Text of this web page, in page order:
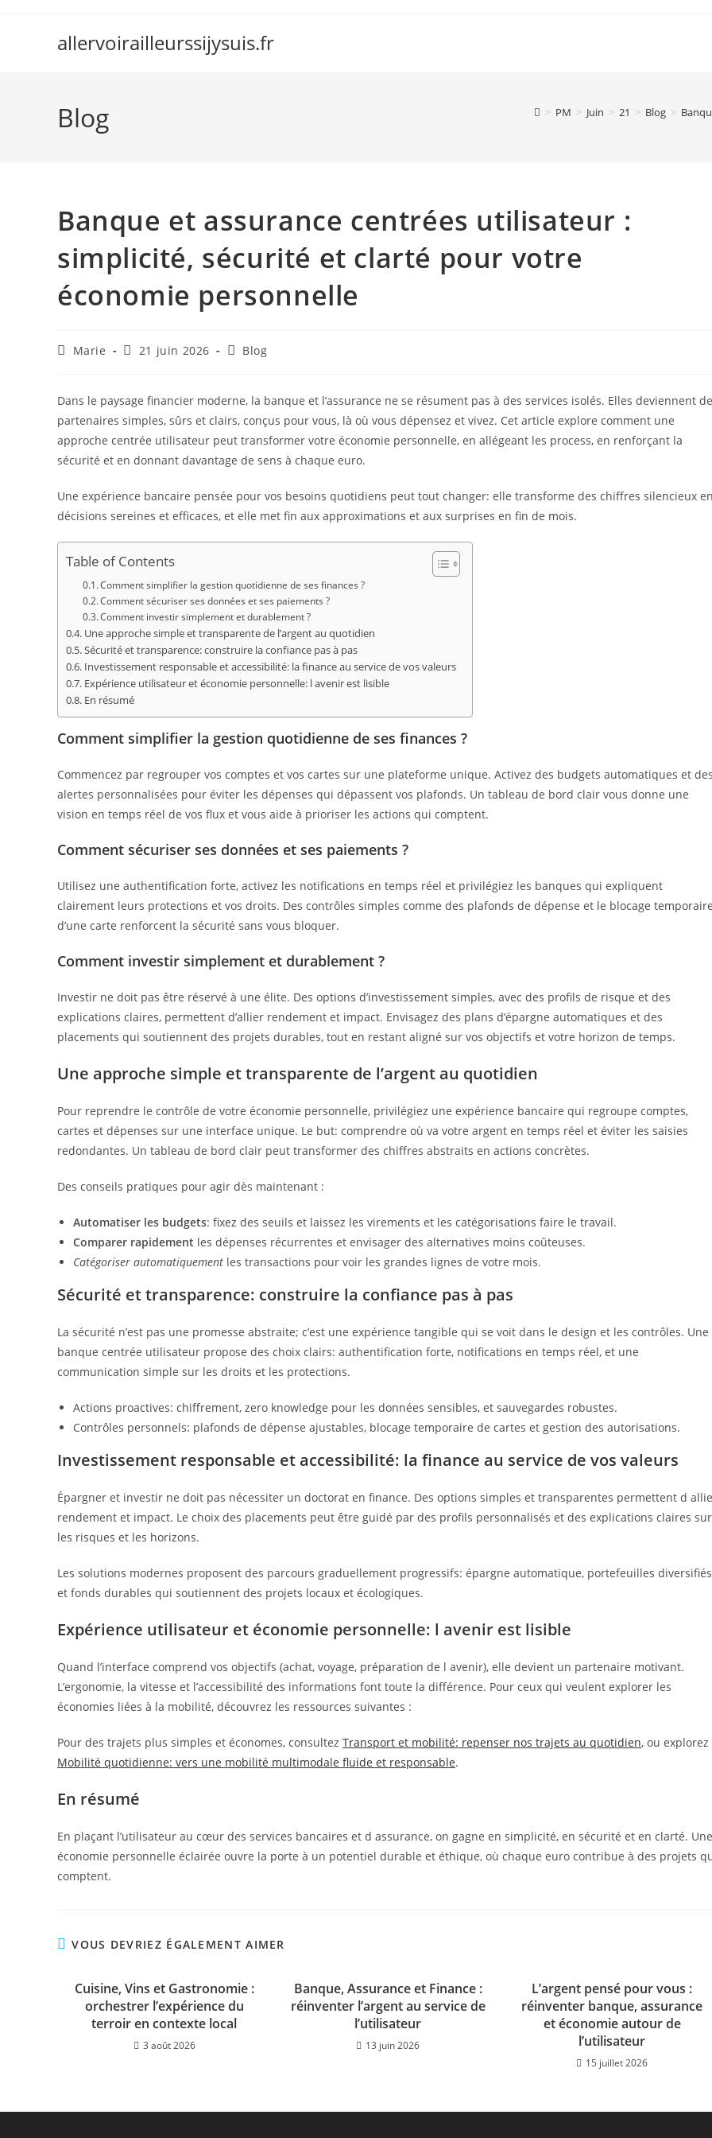
allervoirailleurssijysuis.fr
Blog > PM > Juin > 21 > Blog >
Banque et assurance centrées utilisateur :
simplicité, sécurité et clarté pour votre
économie personnelle
Auteur/autrice
publication :
Marie
Publication
21 juin 2026
PostBlog
Dans le paysage financier moderne, la banque et l’assurance ne se résument pas à des services isolés. Elles deviennent
partenaires simples, sûrs et clairs, conçus pour vous, là où vous dépensez et vivez. Cet article explore comment une
approche centrée utilisateur peut transformer votre économie personnelle, en allégeant les process, en renforçant la
sécurité et en donnant davantage de sens à chaque euro.
Une expérience bancaire pensée pour vos besoins quotidiens peut tout changer: elle transforme des chiffres silencieux
décisions sereines et efficaces, et elle met fin aux approximations et aux surprises en fin de mois.
Table of Contents
Comment simplifier la gestion quotidienne de ses finances ?
Comment sécuriser ses données et ses paiements ?
Comment investir simplement et durablement ?
Une approche simple et transparente de l’argent au quotidien
Sécurité et transparence: construire la confiance pas à pas
Investissement responsable et accessibilité: la finance au service de vos valeurs
Expérience utilisateur et économie personnelle: l avenir est lisible
En résumé
Comment simplifier la gestion quotidienne de ses finances ?
Commencez par regrouper vos comptes et vos cartes sur une plateforme unique. Activez des budgets automatiques et
alertes personnalisées pour éviter les dépenses qui dépassent vos plafonds. Un tableau de bord clair vous donne une
vision en temps réel de vos flux et vous aide à prioriser les actions qui comptent.
Comment sécuriser ses données et ses paiements ?
Utilisez une authentification forte, activez les notifications en temps réel et privilégiez les banques qui expliquent
clairement leurs protections et vos droits. Des contrôles simples comme des plafonds de dépense et le blocage
d’une carte renforcent la sécurité sans vous bloquer.
Comment investir simplement et durablement ?
Investir ne doit pas être réservé à une élite. Des options d’investissement simples, avec des profils de risque et des
explications claires, permettent d’allier rendement et impact. Envisagez des plans d’épargne automatiques et des
placements qui soutiennent des projets durables, tout en restant aligné sur vos objectifs et votre horizon de temps.
Une approche simple et transparente de l’argent au quotidien
Pour reprendre le contrôle de votre économie personnelle, privilégiez une expérience bancaire qui regroupe comptes,
cartes et dépenses sur une interface unique. Le but: comprendre où va votre argent en temps réel et éviter les saisies
redondantes. Un tableau de bord clair peut transformer des chiffres abstraits en actions concrètes.
Des conseils pratiques pour agir dès maintenant :
Automatiser les budgets: fixez des seuils et laissez les virements et les catégorisations faire le travail.
Comparer rapidement les dépenses récurrentes et envisager des alternatives moins coûteuses.
Catégoriser automatiquement les transactions pour voir les grandes lignes de votre mois.
Sécurité et transparence: construire la confiance pas à pas
La sécurité n’est pas une promesse abstraite; c’est une expérience tangible qui se voit dans le design et les contrôles. Une
banque centrée utilisateur propose des choix clairs: authentification forte, notifications en temps réel, et une
communication simple sur les droits et les protections.
Actions proactives: chiffrement, zero knowledge pour les données sensibles, et sauvegardes robustes.
Contrôles personnels: plafonds de dépense ajustables, blocage temporaire de cartes et gestion des autorisations.
Investissement responsable et accessibilité: la finance au service de vos valeurs
Épargner et investir ne doit pas nécessiter un doctorat en finance. Des options simples et transparentes permettent d
rendement et impact. Le choix des placements peut être guidé par des profils personnalisés et des explications claires sur
les risques et les horizons.
Les solutions modernes proposent des parcours graduellement progressifs: épargne automatique, portefeuilles
et fonds durables qui soutiennent des projets locaux et écologiques.
Expérience utilisateur et économie personnelle: l avenir est lisible
Quand l’interface comprend vos objectifs (achat, voyage, préparation de l avenir), elle devient un partenaire motivant.
L’ergonomie, la vitesse et l’accessibilité des informations font toute la différence. Pour ceux qui veulent explorer les
économies liées à la mobilité, découvrez les ressources suivantes :
Pour des trajets plus simples et économes, consultez Transport et mobilité: repenser nos trajets au quotidien, ou explorez
Mobilité quotidienne: vers une mobilité multimodale fluide et responsable.
En résumé
En plaçant l’utilisateur au cœur des services bancaires et d assurance, on gagne en simplicité, en sécurité et en clarté. Une
économie personnelle éclairée ouvre la porte à un potentiel durable et éthique, où chaque euro contribue à des projets
comptent.
VOUS DEVRIEZ ÉGALEMENT AIMER
Cuisine, Vins et Gastronomie :
orchestrer l’expérience du
terroir en contexte local
3 août 2026
Banque, Assurance et Finance :
réinventer l’argent au service de
l’utilisateur
13 juin 2026
L’argent pensé pour vous :
réinventer banque, assurance
et économie autour de
l’utilisateur
15 juillet 2026